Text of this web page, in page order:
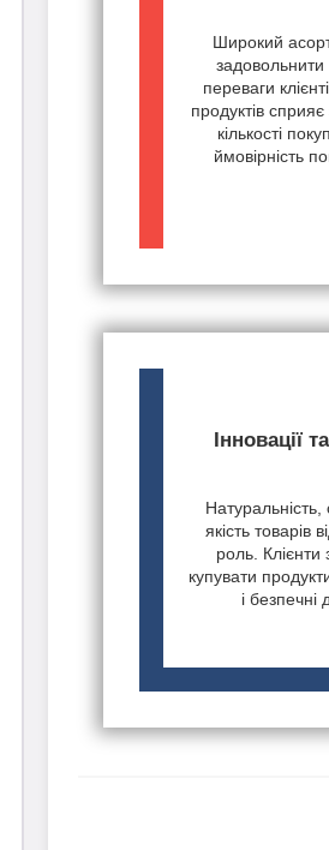
Широкий
задовольнити
переваги
продуктів
кількості
ймовірність
Інновації
Натуральність,
якість товарів
роль. Клієнти
купувати
і безпечні